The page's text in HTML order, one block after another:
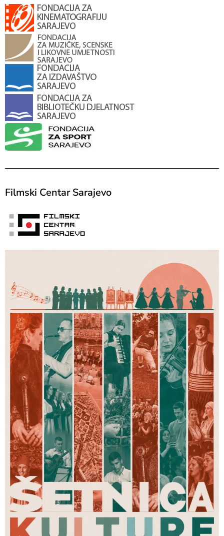
Filmski Centar Sarajevo